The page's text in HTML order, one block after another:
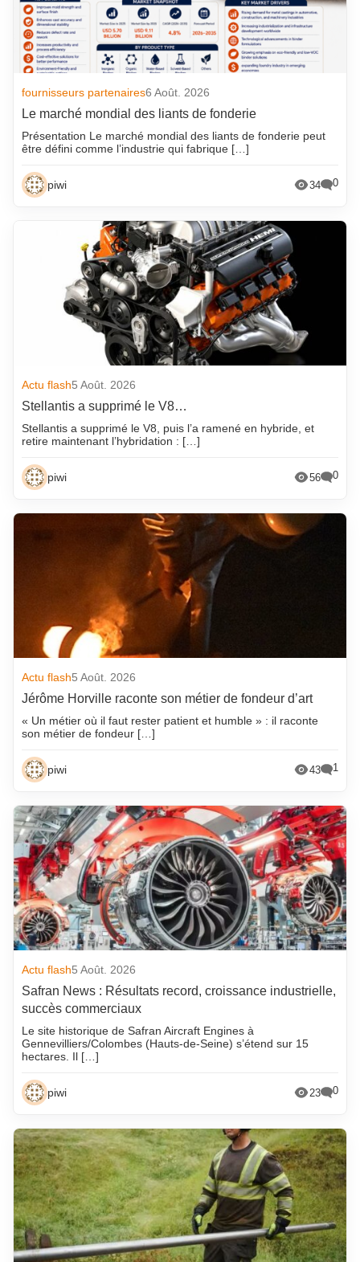
fournisseurs partenaires6 Août. 2026
Le marché mondial des liants de fonderie
Présentation Le marché mondial des liants de fonderie peut
être défini comme l’industrie qui fabrique […]
piwi 34 0
Actu flash5 Août. 2026
Stellantis a supprimé le V8…
Stellantis a supprimé le V8, puis l’a ramené en hybride, et
retire maintenant l’hybridation : […]
piwi 56 0
Actu flash5 Août. 2026
Jérôme Horville raconte son métier de fondeur d’art
« Un métier où il faut rester patient et humble » : il raconte
son métier de fondeur […]
piwi 43 1
Actu flash5 Août. 2026
Safran News : Résultats record, croissance industrielle,
succès commerciaux
Le site historique de Safran Aircraft Engines à
Gennevilliers/Colombes (Hauts-de-Seine) s’étend sur 15
hectares. Il […]
piwi 23 0